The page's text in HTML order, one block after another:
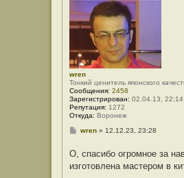
wren
Тонкий ценитель японского
Сообщения: 2458
Зарегистрирован: 02.04.13, 22:14
Репутация: 1272
Откуда: Воронеж
С
б
щ
е
wren» 12.12.23, 23:28
О, спасибо огромное за
изготовлена мастером в